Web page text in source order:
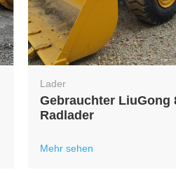
Lader
Gebrauchter LiuGong
Radlader
Mehr sehen